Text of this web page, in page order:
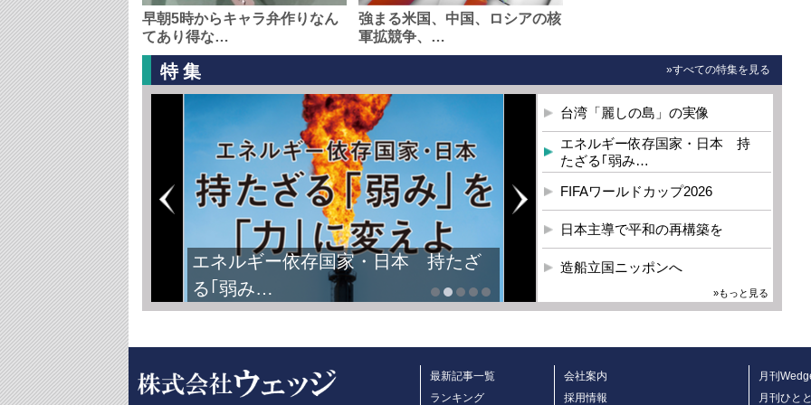
早朝5時からキャラ弁作りなん
てあり得な…
強まる米国、中国、ロシアの核
軍拡競争、…
特集 »すべての特集を見る
エネルギー依存国家・日本 持たざ
る｢弱み…
台湾「麗しの島」の実像
エネルギー依存国家・日本 持
たざる｢弱み…
FIFAワールドカップ2026
日本主導で平和の再構築を
造船立国ニッポンへ
»もっと見る
最新記事一覧
ランキング
会社案内
採用情報
月刊
月刊ひと